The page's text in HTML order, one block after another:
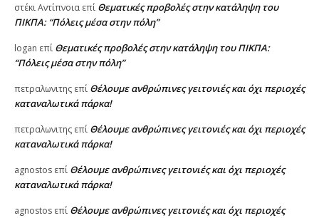
στέκι Αντίπνοια επί Θεματικές προβολές στην κατάληψη του
ΠΙΚΠΑ: “Πόλεις μέσα στην πόλη”
logan επί Θεματικές προβολές στην κατάληψη του ΠΙΚΠΑ:
“Πόλεις μέσα στην πόλη”
πετραλωνιτης επί Θέλουμε ανθρώπινες γειτονιές και όχι περιοχές
καταναλωτικά πάρκα!
πετραλωνιτης επί Θέλουμε ανθρώπινες γειτονιές και όχι περιοχές
καταναλωτικά πάρκα!
agnostos επί Θέλουμε ανθρώπινες γειτονιές και όχι περιοχές
καταναλωτικά πάρκα!
agnostos επί Θέλουμε ανθρώπινες γειτονιές και όχι περιοχές